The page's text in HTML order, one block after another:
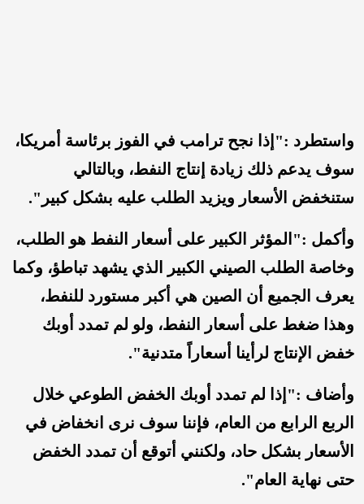
واستطرد :"إذا نجح ترامب في الفوز برئاسة أمريكا،
سوف يدعم ذلك زيادة إنتاج النفط، وبالتالي
ستنخفض الأسعار ويزيد الطلب عليه بشكل كبير".
وأكمل :"المؤثر الكبير على أسعار النفط هو الطلب،
وخاصة الطلب الصيني الكبير الذي يشهد تباطؤ، وكما
يعرف الجميع أن الصين هي أكبر مستورد للنفط،
وهذا ضغط على أسعار النفط، ولو لم تمدد أوبك
خفض الإنتاج لرأينا أسعاراً متدنية".
وأضاف :"إذا لم تمدد أوبك الخفض الطوعي خلال
الربع الرابع من العام، فإننا سوف نرى انخفاض في
الأسعار بشكل حاد، ولكنني أتوقع أن تمدد الخفض
حتى نهاية العام".